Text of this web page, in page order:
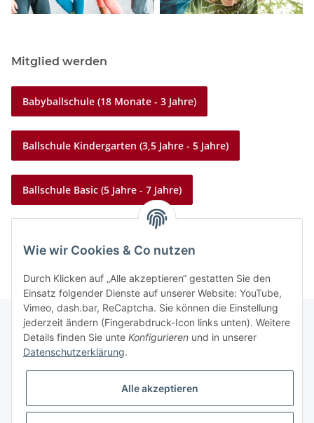
Mitglied werden
Babyballschule (18 Monate - 3 Jahre)
Ballschule Kindergarten (3,5 Jahre - 5 Jahre)
Ballschule Basic (5 Jahre - 7 Jahre)
Ballschule Rückschlagspiele (ab 7 Jahre)
Informationen
Gesetzliche Informationen
Wie wir Cookies & Co nutzen
Durch Klicken auf „Alle akzeptieren“ gestatten Sie den
Einsatz folgender Dienste auf unserer Website: YouTube,
Vimeo, dash.bar, ReCaptcha. Sie können die Einstellung
jederzeit ändern (Fingerabdruck-Icon links unten). Weitere
Details finden Sie unte Konfigurieren und in unserer
Datenschutzerklärung.
Alle akzeptieren